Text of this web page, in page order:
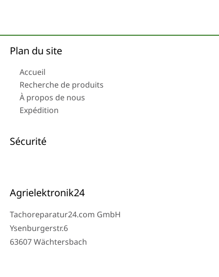
Plan du site
Accueil
Recherche de produits
À propos de nous
Expédition
Sécurité
Agrielektronik24
Tachoreparatur24.com GmbH
Ysenburgerstr.6
63607 Wächtersbach